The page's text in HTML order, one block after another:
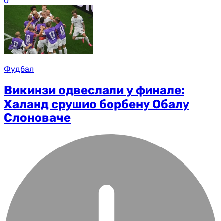
Фудбал
Викинзи одвеслали у финале:
Халанд срушио борбену Обалу
Слоноваче